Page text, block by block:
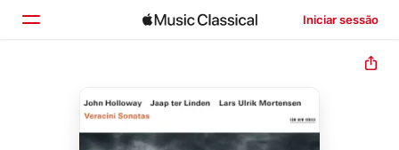
Iniciar sessão
Explorar